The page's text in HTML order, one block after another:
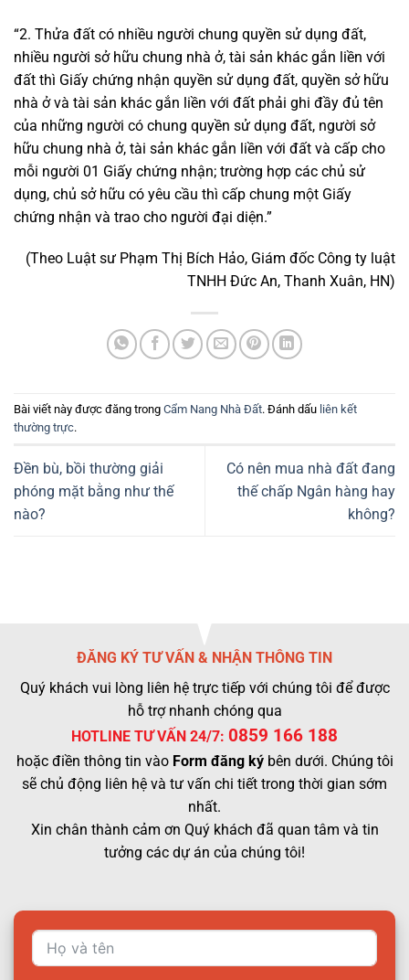
“2. Thửa đất có nhiều người chung quyền sử dụng đất,
nhiều người sở hữu chung nhà ở, tài sản khác gắn liền với
đất thì Giấy chứng nhận quyền sử dụng đất, quyền sở hữu
nhà ở và tài sản khác gắn liền với đất phải ghi đầy đủ tên
của những người có chung quyền sử dụng đất, người sở
hữu chung nhà ở, tài sản khác gắn liền với đất và cấp cho
mỗi người 01 Giấy chứng nhận; trường hợp các chủ sử
dụng, chủ sở hữu có yêu cầu thì cấp chung một Giấy
chứng nhận và trao cho người đại diện.”
(Theo Luật sư Phạm Thị Bích Hảo, Giám đốc Công ty luật
TNHH Đức An, Thanh Xuân, HN)
Bài viết này được đăng trong Cẩm Nang Nhà Đất. Đánh dấu liên kết
thường trực.
Đền bù, bồi thường giải
phóng mặt bằng như thế
nào?
Có nên mua nhà đất đang
thế chấp Ngân hàng hay
không?
ĐĂNG KÝ TƯ VẤN & NHẬN THÔNG TIN
Quý khách vui lòng liên hệ trực tiếp với chúng tôi để được
hỗ trợ nhanh chóng qua
HOTLINE TƯ VẤN 24/7: 0859 166 188
hoặc điền thông tin vào Form đăng kýbên dưới. Chúng tôi
sẽ chủ động liên hệ và tư vấn chi tiết trong thời gian sớm
nhất.
Xin chân thành cảm ơn Quý khách đã quan tâm và tin
tưởng các dự án của chúng tôi!